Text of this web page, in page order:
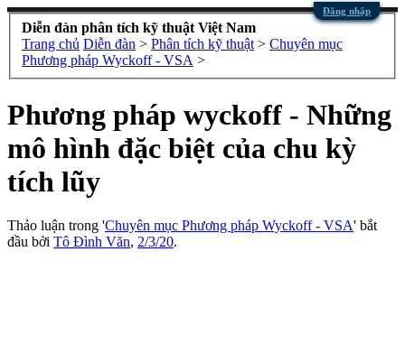
Đăng nhập
Diễn đàn phân tích kỹ thuật Việt Nam
Trang chủ Diễn đàn > Phân tích kỹ thuật > Chuyên mục
Phương pháp Wyckoff - VSA >
Phương pháp wyckoff - Những
mô hình đặc biệt của chu kỳ
tích lũy
Thảo luận trong 'Chuyên mục Phương pháp Wyckoff - VSA' bắt
đầu bởi Tô Đình Văn, 2/3/20.